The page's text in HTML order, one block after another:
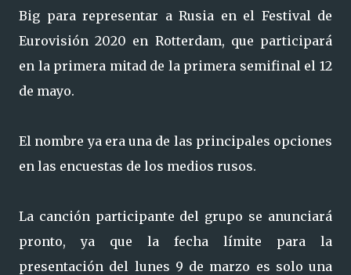
Big para representar a Rusia en el Festival de
Eurovisión 2020 en Rotterdam, que participará
en la primera mitad de la primera semifinal el 12
de mayo.
El nombre ya era una de las principales opciones
en las encuestas de los medios rusos.
La canción participante del grupo se anunciará
pronto, ya que la fecha límite para la
presentación del lunes 9 de marzo es solo una